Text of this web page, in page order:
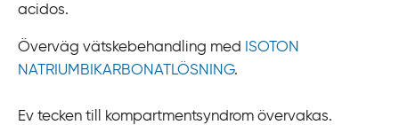
acidos.
Överväg vätskebehandling med ISOTON
NATRIUMBIKARBONATLÖSNING.
Ev tecken till kompartmentsyndrom övervakas.